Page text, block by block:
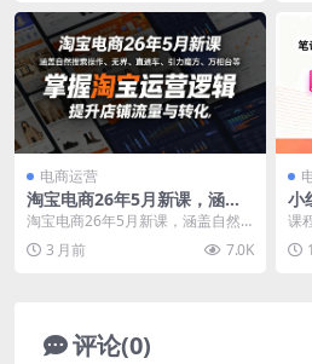
电商运营
淘宝电商26年5月新课，涵盖
自然搜索操作、无界、直通
车、引力魔方、万相台等，掌
握淘宝运营逻辑，提升店铺流
淘宝电商26年5月新课，涵盖自然
搜索操作、无界、直通车、引力魔
方、万相台等，掌握...
3 月前 7.0K
小
笔
高
课
正
光
评论(0)